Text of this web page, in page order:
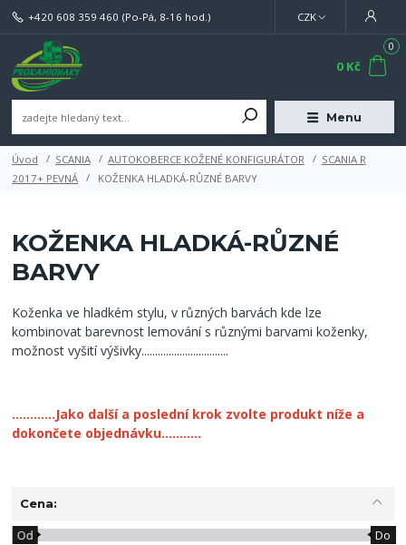
Menu
CZK
+420 608 359 460 (Po-Pá, 8-16 hod.)
0
0 Kč
Úvod SCANIA AUTOKOBERCE KOŽENÉ KONFIGURÁTOR
SCANIA R
2017+ PEVNÁ
KOŽENKA HLADKÁ-RŮZNÉ BARVY
KOŽENKA HLADKÁ-RŮZNÉ
BARVY
Koženka ve hladkém stylu, v různých barvách kde lze
kombinovat barevnost lemování s různými barvami koženky,
možnost vyšití výšivky................................
............Jako další a poslední krok zvolte produkt níže a
dokončete objednávku...........
Cena:
Od Do